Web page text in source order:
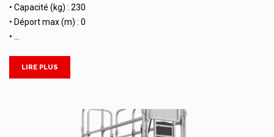
• Capacité (kg) : 230
• Déport max (m) : 0
• …
LIRE PLUS